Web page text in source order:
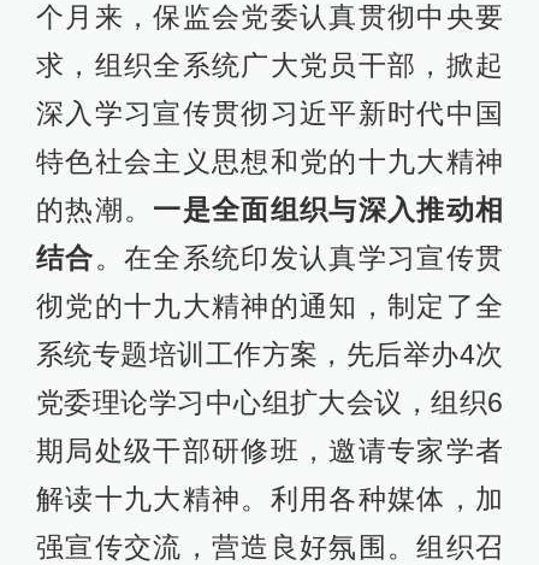
个月来，保监会党委认真贯彻中央要
求，组织全系统广大党员干部，掀起
深入学习宣传贯彻习近平新时代中国
特色社会主义思想和党的十九大精神
的热潮。 一是全面组织与深入推动相
结合。在全系统印发认真学习宣传贯
彻党的十九大精神的通知，制定了全
系统专题培训工作方案，先后举办4次
党委理论学习中心组扩大会议，组织6
期局处级干部研修班，邀请专家学者
解读十九大精神。利用各种媒体，加
强宣传交流，营造良好氛围。组织召